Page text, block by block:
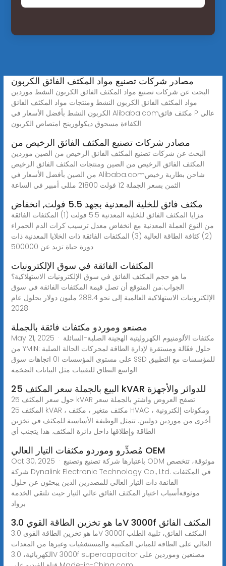
مصادر شركات تصنيع مواد المكثف الفائق الكربون
البحث عن شركات تصنيع مواد المكثف الفائق الكربون النشط موردين
مواد المكثف الفائق الكربون النشط ومنتجات مواد المكثف الفائق
الكربون النشط بأفضل الأسعار في Alibaba.comمكثف فائق P عالي
الكفاءة مسحوق ديكولورينج امتصاص الكربون
مصادر شركات تصنيع المكثف الفائق الرخيص من
البحث عن شركات تصنيع المكثف الفائق الرخيص من الصين موردين
المكثف الفائق الرخيص من الصين ومنتجات المكثف الفائق الرخيص
من الصين بأفضل الأسعار في Alibaba.comشاحن بطارية رخيص
الثمن بسعر الجملة 12 فولت 21800 مللي أمبير في الساعة
مكثف فائق للخلية المعدنية بجهد 5.5 فولت, انخفاض
مزايا المكثف الفائق للخلية المعدنية 5.5 فولت (1) المكثفات الفائقة
من النوع العملة المعدنية مع انخفاض معدل ترسيب كرات الدم الحمراء
(2) كثافة الطاقة العالية (3) المكثفات الفائقة ذات الخلايا المعدنية ذات
دورة حياة تزيد عن 500000
المكثفات الفائقة في سوق الإلكترونيات
ما هو حجم المكثف الفائق في سوق الإلكترونيات الاستهلاكية؟
الجواب:من المتوقع أن تصل قيمة المكثفات الفائقة في سوق
الإلكترونيات الاستهلاكية العالمية إلى نحو 288.4 مليون دولار بحلول عام
2028.
مصنعو وموردو مكثفات فائقة بالجملة
May 21, 2025 · مكثفات الألومنيوم الكهروليتية الهجينة الصلبة-السائلة
من YMIN: حلول فعّالة ومستقرة لإدارة الطاقة لمحركات الحالة الصلبة
على مستوى المؤسسات 01 اتجاهات سوق SSD للمؤسسات مع التطبيق
الواسع النطاق للتقنيات مثل البيانات الضخمة
البيع بالجملة سعر المكثف 25 kVAR للدوائر والأجهزة
حول سعر المكثف 25 kVAR تصفح العروض واشترِ بالجملة سعر
المكثف 25 kVAR ، مكثف متغير ، مكثف HVAC ، ومكونات إلكترونية
أخرى من موردين دوليين. تتمثل الوظيفة الأساسية للمكثف في تخزين
الطاقة وإطلاقها داخل دائرة المكثف. هذا يتجنب أي
مُصدِّرو وموردو مكثفات التيار العالي OEM
Oct 30, 2025 · باعتبارها شركة تصنيع وتصنيع ODM موثوقة، تتخصص
شركة Dynalink Electronic Technology Co., Ltd. في المكثفات
الفائقة ذات التيار العالي للمصدرين الذين يبحثون عن حلول
موثوقةأسباب اختيار المكثف الفائق عالي التيار حيث تلتقي الخدمة
برواد
ما هو تخزين الطاقة القوي 3.0V 3000f المكثف الفائق
ما هو تخزين الطاقة القوي 3.0V 3000f المكثف الفائق، تلبية الطلب
العالي على الطاقة للمباني المكتبية والمستشفيات وغيرها من المعدات
الكهربائية، 3.0V 3000f supercapacitor مصنعين وموردين على